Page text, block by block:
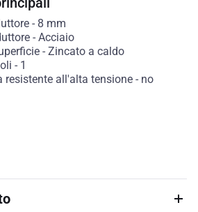
- 8 mm
- Acciaio
- Zincato a caldo
- 1
resistente all'alta tensione- no